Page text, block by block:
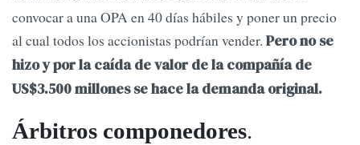
convocar a una OPA en 40 días hábiles y poner un precio
al cual todos los accionistas podrían vender. Pero no se
hizo y por la caída de valor de la compañía de
US$3.500 millones se hace la demanda original.
Árbitros componedores.